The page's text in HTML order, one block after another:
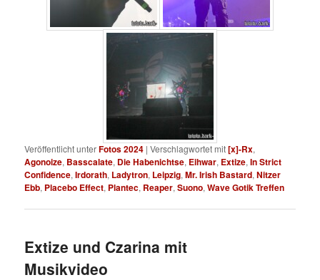
Veröffentlicht unterFotos 2024 |Verschlagwortet mit[x]-Rx,
Agonoize, Basscalate, Die Habenichtse, Eihwar, Extize,In Strict
Confidence,Irdorath, Ladytron, Leipzig,Mr. Irish Bastard,Nitzer
Ebb, Placebo Effect, Plantec, Reaper,Suono,Wave Gotik Treffen
Extize und Czarina mit
Musikvideo